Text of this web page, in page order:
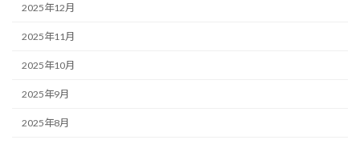
2025年12月
2025年11月
2025年10月
2025年9月
2025年8月